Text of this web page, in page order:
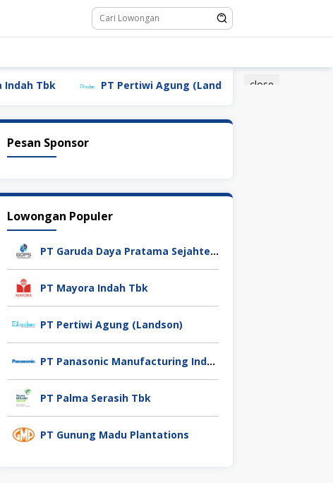
close
PT Pertiwi Agung (Landson) PT Sebastian Citra
Pesan Sponsor
Lowongan Populer
PT Garuda Daya Pratama Sejahtera
PT Mayora Indah Tbk
PT Pertiwi Agung (Landson)
PT Panasonic Manufacturing Indonesia
PT Palma Serasih Tbk
PT Gunung Madu Plantations